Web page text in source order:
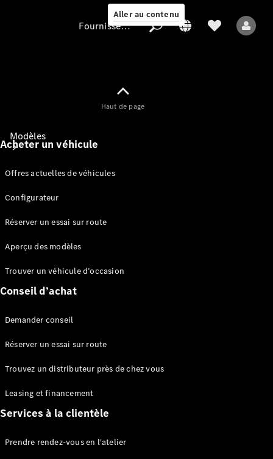
Aller au contenu
Modèles
Modèles électriques
Tous les
Sprinter
Sprinter
Sprinter
Fournisseur / Protection des données
Haut de page
Acheter un véhicule
Offres actuelles de véhicules
Configurateur
Réserver un essai sur route
Aperçu des modèles
Trouver un véhicule d’occasion
Conseil d’achat
Demander conseil
Réserver un essai sur route
Trouvez un distributeur près de chez vous
Leasing et financement
Services à la clientèle
Prendre rendez-vous en l'atelier